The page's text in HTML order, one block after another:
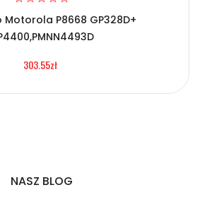
i zgodności
baterii
Motorola P8668 GP328D+
303.55zł
NASZ BLOG